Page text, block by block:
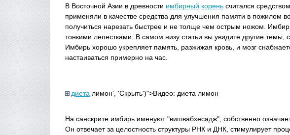
В Восточной Азии в древности имбирный корень считался
применяли в качестве средства для улучшения памяти в пожилом
получиться нарезать быстрее и не толще чем острым ножом.
тонкими лепестками. В самом низу статьи вы увидите другие темы,
Имбирь хорошо укрепляет память, разжижая кровь, и мозг
настаиваться примерно на час.
диета лимон', 'Скрыть')">Видео: диета лимон
На санскрите имбирь именуют "вишвабхесадж", собственно
Он отвечает за целостность структуры РНК и ДНК, стимулирует